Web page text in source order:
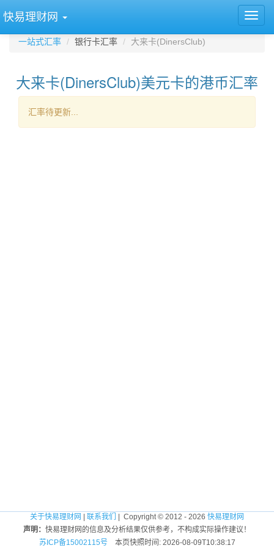
快易理财网
一站式汇率 银行卡汇率 大来卡(DinersClub)
大来卡(DinersClub)美元卡的港币汇率
汇率待更新...
关于快易理财网 联系我们 | Copyright © 2012 - 2026 快易理财网
声明： 快易理财网的信息及分析结果仅供参考，不构成实际操作建议！
苏ICP备15002115号本页快照时间: 2026-08-09T10:38:17